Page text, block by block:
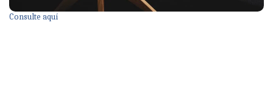
Consulte aquí